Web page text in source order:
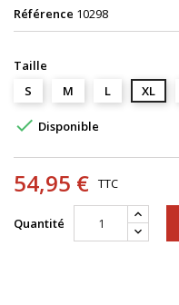
Référence 10298
Taille
S
M L XL
 Disponible
54,95 € TTC
Quantité